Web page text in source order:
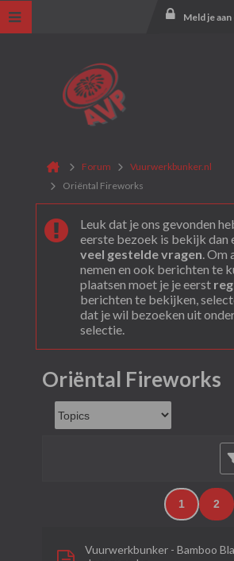
Meld je
Forum
Vuurwerkbunker.nl
Oriëntal Fireworks
Leuk dat je ons gevonden
eerste bezoek is bekijk dan
veel gestelde vragen. Om
nemen en ook berichten te
plaatsen moet je je eerst
berichten te bekijken,
dat je wil bezoeken uit
selectie.
Oriëntal Fireworks
1 2
Vuurwerkbunker - Bamboo